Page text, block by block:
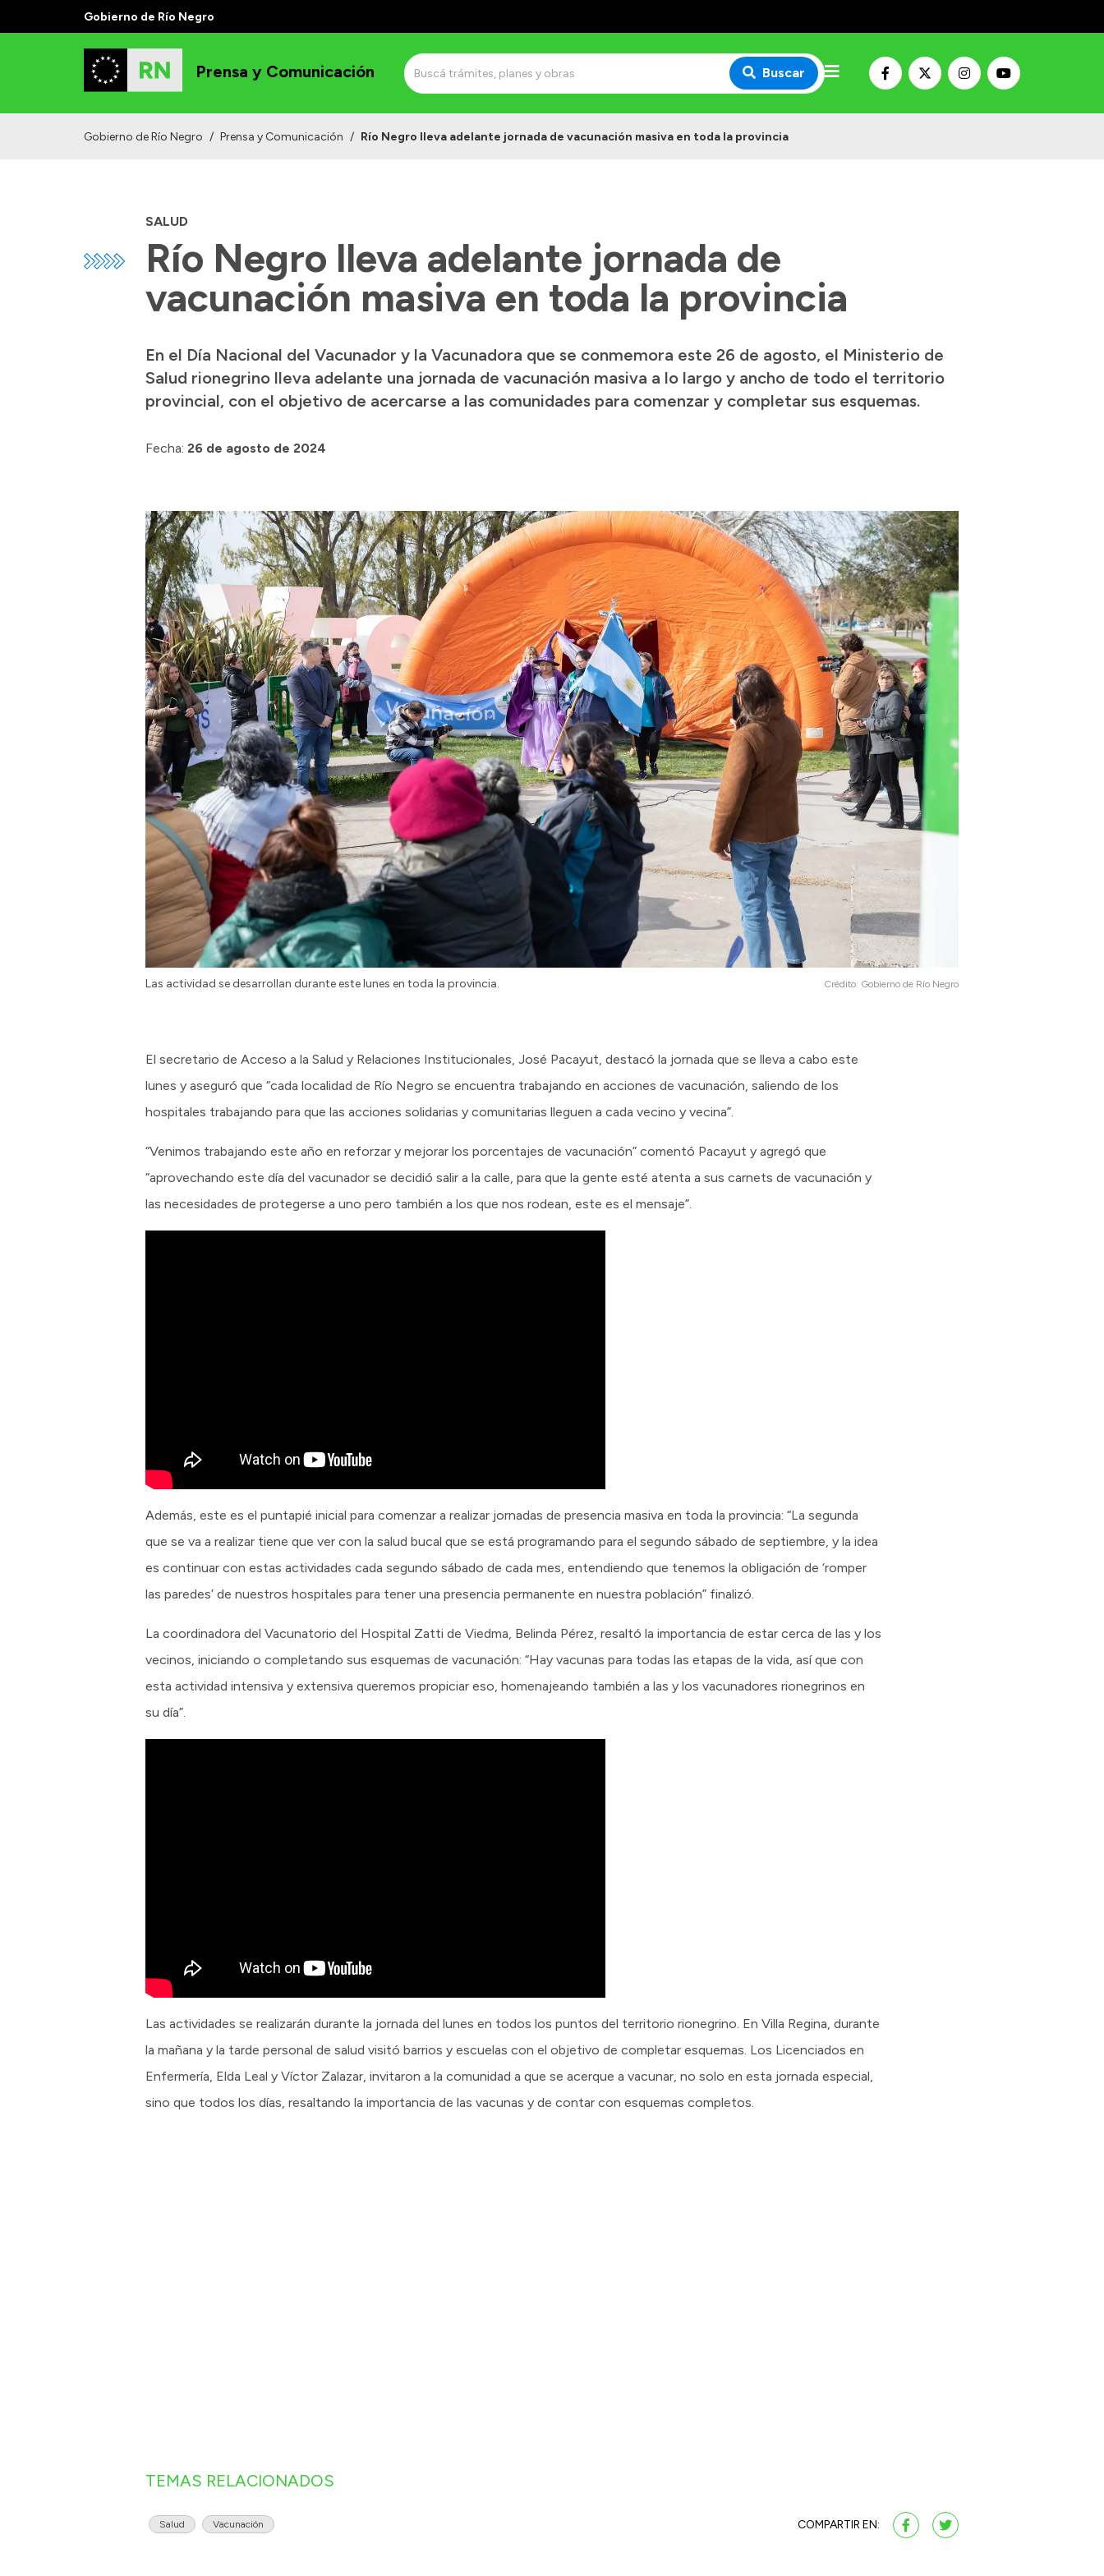
Gobierno de Río Negro
Prensa y Comunicación Buscar
Gobierno de Río Negro / Prensa y Comunicación / Río Negro lleva adelante jornada de vacunación masiva en toda la provincia
SALUD
Río Negro lleva adelante jornada de
vacunación masiva en toda la provincia
En el Día Nacional del Vacunador y la Vacunadora que se conmemora este 26 de agosto, el Ministerio de
Salud rionegrino lleva adelante una jornada de vacunación masiva a lo largo y ancho de todo el territorio
provincial, con el objetivo de acercarse a las comunidades para comenzar y completar sus esquemas.
Fecha: 26 de agosto de 2024
Las actividad se desarrollan durante este lunes en toda la provincia. Crédito: Gobierno de Río Negro
El secretario de Acceso a la Salud y Relaciones Institucionales, José Pacayut, destacó la jornada que se lleva a cabo este
lunes y aseguró que “cada localidad de Río Negro se encuentra trabajando en acciones de vacunación, saliendo de los
hospitales trabajando para que las acciones solidarias y comunitarias lleguen a cada vecino y vecina”.
“Venimos trabajando este año en reforzar y mejorar los porcentajes de vacunación” comentó Pacayut y agregó que
“aprovechando este día del vacunador se decidió salir a la calle, para que la gente esté atenta a sus carnets de vacunación y
las necesidades de protegerse a uno pero también a los que nos rodean, este es el mensaje”.
Además, este es el puntapié inicial para comenzar a realizar jornadas de presencia masiva en toda la provincia: “La segunda
que se va a realizar tiene que ver con la salud bucal que se está programando para el segundo sábado de septiembre, y la idea
es continuar con estas actividades cada segundo sábado de cada mes, entendiendo que tenemos la obligación de ‘romper
las paredes’ de nuestros hospitales para tener una presencia permanente en nuestra población” finalizó.
La coordinadora del Vacunatorio del Hospital Zatti de Viedma, Belinda Pérez, resaltó la importancia de estar cerca de las y los
vecinos, iniciando o completando sus esquemas de vacunación: “Hay vacunas para todas las etapas de la vida, así que con
esta actividad intensiva y extensiva queremos propiciar eso, homenajeando también a las y los vacunadores rionegrinos en
su día”.
Las actividades se realizarán durante la jornada del lunes en todos los puntos del territorio rionegrino. En Villa Regina, durante
la mañana y la tarde personal de salud visitó barrios y escuelas con el objetivo de completar esquemas. Los Licenciados en
Enfermería, Elda Leal y Víctor Zalazar, invitaron a la comunidad a que se acerque a vacunar, no solo en esta jornada especial,
sino que todos los días, resaltando la importancia de las vacunas y de contar con esquemas completos.
TEMAS RELACIONADOS
Salud Vacunación COMPARTIR EN: